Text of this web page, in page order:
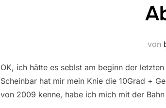
von
OK, ich hätte es seblst am beginn der
Scheinbar hat mir mein Knie die 10Grad +
von 2009 kenne, habe ich mich mit der